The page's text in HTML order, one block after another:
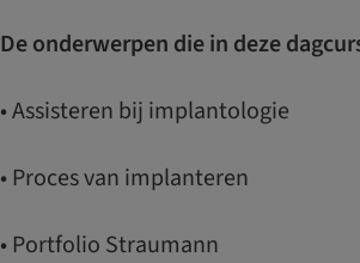
De onderwerpen die in deze
• Assisteren bij implantologie
• Proces van implanteren
• Portfolio Straumann